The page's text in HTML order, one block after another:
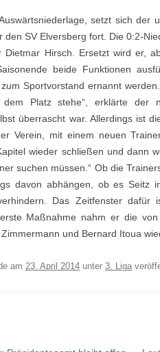
setzt sich der
den SV Elversberg fort. Die 0:2-
Dietmar Hirsch. Ersetzt wird er,
beide Funktionen
Sportvorstand ernannt
Platz stehe“, erklärte der
überrascht war. Allerdings ist
Verein, mit einem neuen
wieder schließen und dann
suchen müssen.“ Ob die
davon abhängen, ob es Seitz
Das Zeitfenster
Maßnahme nahm er die
und Bernard Itoua
am 23. April 2014 unter 3. Liga